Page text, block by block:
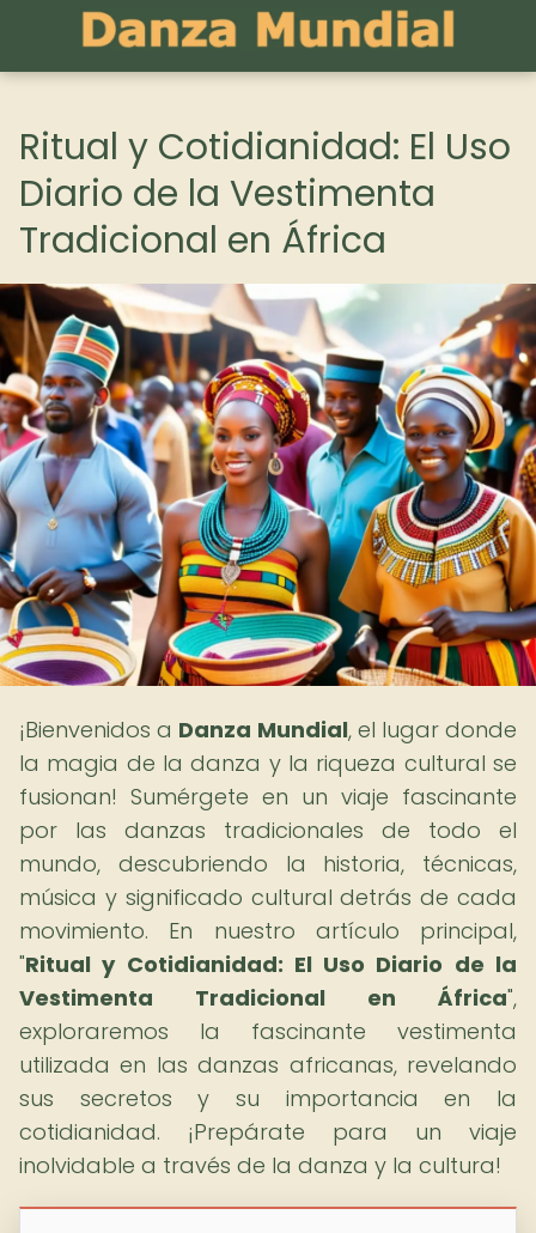
Ritual y Cotidianidad: El Uso
Diario de la Vestimenta
Tradicional en África
¡Bienvenidos a Danza Mundial, el lugar donde
la magia de la danza y la riqueza cultural se
fusionan! Sumérgete en un viaje fascinante
por las danzas tradicionales de todo el
mundo, descubriendo la historia, técnicas,
música y significado cultural detrás de cada
movimiento. En nuestro artículo principal,
"Ritual y Cotidianidad: El Uso Diario de la
Vestimenta Tradicional en África",
exploraremos la fascinante vestimenta
utilizada en las danzas africanas, revelando
sus secretos y su importancia en la
cotidianidad. ¡Prepárate para un viaje
inolvidable a través de la danza y la cultura!